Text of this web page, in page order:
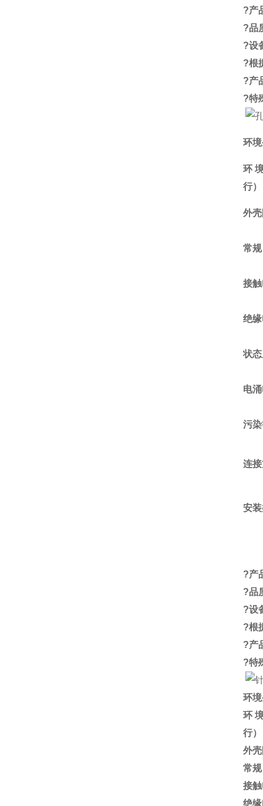
?产
?品
?设
?根
?产
?特
环
环
行）
外
常规
接
绝
状
电
污
连
安
?产
?品
?设
?根
?产
?特
环
环
行）
外
常规
接
绝